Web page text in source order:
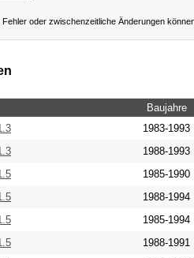
Fehler oder zwischenzeitliche Änderungen
Baujahre
1983-1993
1988-1993
1985-1990
1988-1994
1985-1994
1988-1991